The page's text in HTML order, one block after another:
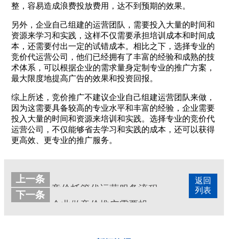
整，容易造成浪费投放费用，达不到预期的效果。
另外，企业自己组建的运营团队，需要投入大量的时间和
资源来学习和实践，这样不仅需要承担培训成本和时间成
本，还需要付出一定的试错成本。相比之下，选择专业的
竞价代运营公司，他们已经拥有了丰富的经验和成熟的技
术体系，可以根据企业的需求量身定制专业的推广方案，
最大限度地提高广告的效果和投资回报。
综上所述，竞价推广不建议企业自己组建运营团队来做，
因为这需要具备较高的专业水平和丰富的经验，企业需要
投入大量的时间和资源来培训和实践。选择专业的竞价代
运营公司，不仅能够省去学习和实践的成本，还可以获得
更高效、更专业的推广服务。
返回
列表
上一条
竞价托管代运营服务流程
下一条